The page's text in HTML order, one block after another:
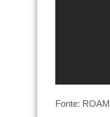
Fonte: ROAM